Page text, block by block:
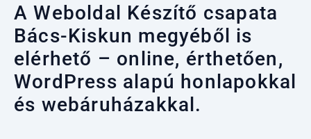
A Weboldal Készítő csapata
Bács-Kiskun megyéből is
elérhető – online, érthetően,
WordPress alapú honlapokkal
és webáruházakkal.